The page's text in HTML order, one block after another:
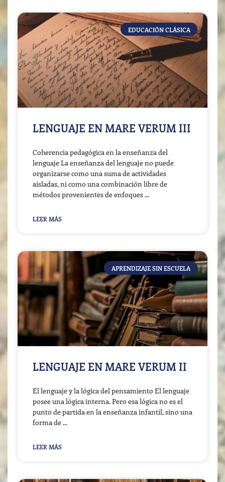
EDUCACIÓN CLÁSICA
LENGUAJE EN MARE VERUM III
Coherencia pedagógica en la enseñanza del
lenguaje La enseñanza del lenguaje no puede
organizarse como una suma de actividades
aisladas, ni como una combinación libre de
métodos provenientes de enfoques
LEER MÁS
APRENDIZAJE SIN ESCUELA
LENGUAJE EN MARE VERUM II
El lenguaje y la lógica del pensamiento El lenguaje
posee una lógica interna. Pero esa lógica no es el
punto de partida en la enseñanza infantil, sino una
forma de
LEER MÁS